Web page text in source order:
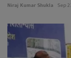
Niraj Kumar Shukla Sep